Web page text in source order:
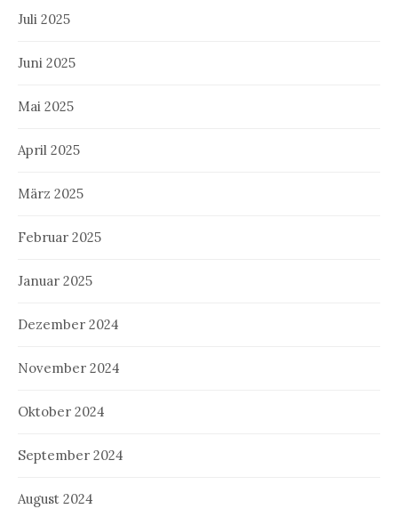
Juli 2025
Juni 2025
Mai 2025
April 2025
März 2025
Februar 2025
Januar 2025
Dezember 2024
November 2024
Oktober 2024
September 2024
August 2024